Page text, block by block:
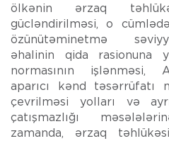
ölkənin ərzaq
gücləndirilməsi, o
özünütəminetmə
əhalinin qida rasionuna
normasının işlənməsi,
aparıcı kənd təsərrüfatı
çevrilməsi yolları və
çatışmazlığı
zamanda, ərzaq